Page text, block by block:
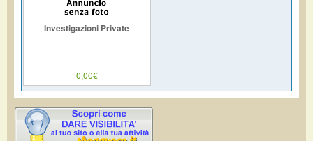
Investigazioni Private
0,00€